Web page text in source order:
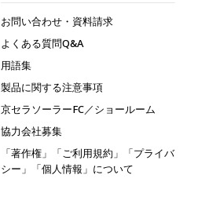
お問い合わせ・資料請求
よくある質問Q&A
用語集
製品に関する注意事項
京セラソーラーFC／ショールーム
協力会社募集
「著作権」「ご利用規約」「プライバ
シー」「個人情報」について